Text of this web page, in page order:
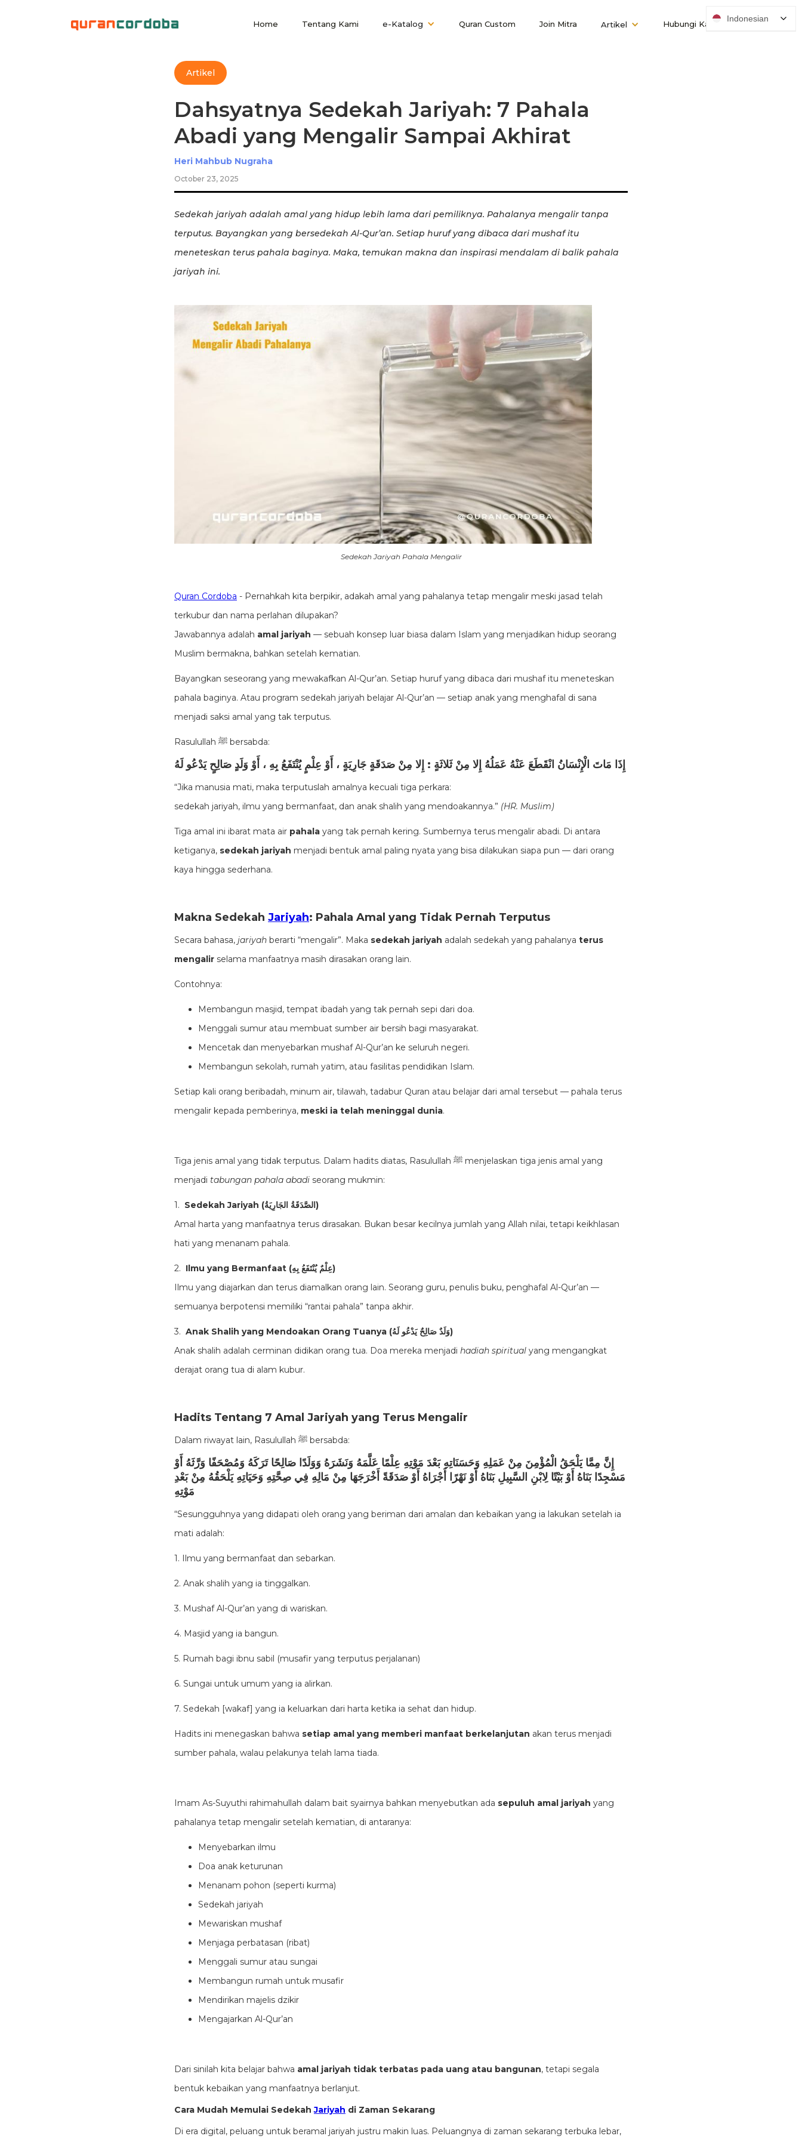
Home Tentang Kami e-Katalog Quran Custom Join Mitra Artikel Hubungi Kami
Artikel
Dahsyatnya Sedekah Jariyah: 7 Pahala
Abadi yang Mengalir Sampai Akhirat
Heri Mahbub Nugraha
October 23, 2025
Sedekah jariyah adalah amal yang hidup lebih lama dari pemiliknya. Pahalanya mengalir tanpa
terputus. Bayangkan yang bersedekah Al-Qur’an. Setiap huruf yang dibaca dari mushaf itu
meneteskan terus pahala baginya. Maka, temukan makna dan inspirasi mendalam di balik pahala
jariyah ini.
Sedekah Jariyah Pahala Mengalir
Quran Cordoba - Pernahkah kita berpikir, adakah amal yang pahalanya tetap mengalir meski jasad telah
terkubur dan nama perlahan dilupakan?
Jawabannya adalah amal jariyah — sebuah konsep luar biasa dalam Islam yang menjadikan hidup seorang
Muslim bermakna, bahkan setelah kematian.
Bayangkan seseorang yang mewakafkan Al-Qur’an. Setiap huruf yang dibaca dari mushaf itu meneteskan
pahala baginya. Atau program sedekah jariyah belajar Al-Qur’an — setiap anak yang menghafal di sana
menjadi saksi amal yang tak terputus.
Rasulullah ﷺ bersabda:
إِذَا مَاتَ الْإِنْسَانُ انْقَطَعَ عَنْهُ عَمَلُهُ إِلا مِنْ ثَلاثَةٍ : إِلا مِنْ صَدَقَةٍ جَارِيَةٍ ، أَوْ عِلْمٍ يُنْتَفَعُ بِهِ ، أَوْ وَلَدٍ صَالِحٍ يَدْعُو لَهُ
“Jika manusia mati, maka terputuslah amalnya kecuali tiga perkara:
sedekah jariyah, ilmu yang bermanfaat, dan anak shalih yang mendoakannya.” (HR. Muslim)
Tiga amal ini ibarat mata air pahala yang tak pernah kering. Sumbernya terus mengalir abadi. Di antara
ketiganya, sedekah jariyah menjadi bentuk amal paling nyata yang bisa dilakukan siapa pun — dari orang
kaya hingga sederhana.
Makna Sedekah Jariyah: Pahala Amal yang Tidak Pernah Terputus
Secara bahasa, jariyah berarti “mengalir”. Maka sedekah jariyah adalah sedekah yang pahalanya terus
mengalir selama manfaatnya masih dirasakan orang lain.
Contohnya:
Membangun masjid, tempat ibadah yang tak pernah sepi dari doa.
Menggali sumur atau membuat sumber air bersih bagi masyarakat.
Mencetak dan menyebarkan mushaf Al-Qur’an ke seluruh negeri.
Membangun sekolah, rumah yatim, atau fasilitas pendidikan Islam.
Setiap kali orang beribadah, minum air, tilawah, tadabur Quran atau belajar dari amal tersebut — pahala terus
mengalir kepada pemberinya, meski ia telah meninggal dunia.
Tiga jenis amal yang tidak terputus. Dalam hadits diatas, Rasulullah ﷺ menjelaskan tiga jenis amal yang
menjadi tabungan pahala abadi seorang mukmin:
1.
Sedekah Jariyah (الصَّدَقَةُ الجَارِيَةُ)
Amal harta yang manfaatnya terus dirasakan. Bukan besar kecilnya jumlah yang Allah nilai, tetapi keikhlasan
hati yang menanam pahala.
2.
Ilmu yang Bermanfaat (عِلْمٌ يُنْتَفَعُ بِهِ)
Ilmu yang diajarkan dan terus diamalkan orang lain. Seorang guru, penulis buku, penghafal Al-Qur’an —
semuanya berpotensi memiliki “rantai pahala” tanpa akhir.
3.
Anak Shalih yang Mendoakan Orang Tuanya (وَلَدٌ صَالِحٌ يَدْعُو لَهُ)
Anak shalih adalah cerminan didikan orang tua. Doa mereka menjadi hadiah spiritual yang mengangkat
derajat orang tua di alam kubur.
Hadits Tentang 7 Amal Jariyah yang Terus Mengalir
Dalam riwayat lain, Rasulullah ﷺ bersabda:
إِنَّ مِمَّا يَلْحَقُ الْمُؤْمِنَ مِنْ عَمَلِهِ وَحَسَنَاتِهِ بَعْدَ مَوْتِهِ عِلْمًا عَلَّمَهُ وَنَشَرَهُ وَوَلَدًا صَالِحًا تَرَكَهُ وَمُصْحَفًا وَرَّثَهُ أَوْ
مَسْجِدًا بَنَاهُ أَوْ بَيْتًا لِابْنِ السَّبِيلِ بَنَاهُ أَوْ نَهْرًا أَجْرَاهُ أَوْ صَدَقَةً أَخْرَجَهَا مِنْ مَالِهِ فِي صِحَّتِهِ وَحَيَاتِهِ يَلْحَقُهُ مِنْ بَعْدِ
مَوْتِهِ
“Sesungguhnya yang didapati oleh orang yang beriman dari amalan dan kebaikan yang ia lakukan setelah ia
mati adalah:
1. Ilmu yang bermanfaat dan sebarkan.
2. Anak shalih yang ia tinggalkan.
3. Mushaf Al-Qur’an yang di wariskan.
4. Masjid yang ia bangun.
5. Rumah bagi ibnu sabil (musafir yang terputus perjalanan)
6. Sungai untuk umum yang ia alirkan.
7. Sedekah [wakaf] yang ia keluarkan dari harta ketika ia sehat dan hidup.
Hadits ini menegaskan bahwa setiap amal yang memberi manfaat berkelanjutan akan terus menjadi
sumber pahala, walau pelakunya telah lama tiada.
Imam As-Suyuthi rahimahullah dalam bait syairnya bahkan menyebutkan ada sepuluh amal jariyah yang
pahalanya tetap mengalir setelah kematian, di antaranya:
Menyebarkan ilmu
Doa anak keturunan
Menanam pohon (seperti kurma)
Sedekah jariyah
Mewariskan mushaf
Menjaga perbatasan (ribat)
Menggali sumur atau sungai
Membangun rumah untuk musafir
Mendirikan majelis dzikir
Mengajarkan Al-Qur’an
Dari sinilah kita belajar bahwa amal jariyah tidak terbatas pada uang atau bangunan, tetapi segala
bentuk kebaikan yang manfaatnya berlanjut.
Cara Mudah Memulai SedekahJariyah di Zaman Sekarang
Di era digital, peluang untuk beramal jariyah justru makin luas. Peluangnya di zaman sekarang terbuka lebar,
Indonesian